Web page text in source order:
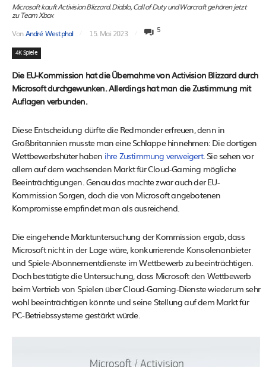
Microsoft kauft Activision Blizzard. Diablo, Call of Duty und Warcraft gehören jetzt
zu Team Xbox
VonAndré Westphal 15. Mai 2023 5
4K Spiele
Die EU-Kommission hat die Übernahme von Activision Blizzard durch
Microsoft durchgewunken. Allerdings hat man die Zustimmung mit
Auflagen verbunden.
Diese Entscheidung dürfte die Redmonder erfreuen, denn in
Großbritannien musste man eine Schlappe hinnehmen: Die dortigen
Wettbewerbshüter haben ihre Zustimmung verweigert. Sie sehen vor
allem auf dem wachsenden Markt für Cloud-Gaming mögliche
Beeinträchtigungen. Genau das machte zwar auch der EU-
Kommission Sorgen, doch die von Microsoft angebotenen
Kompromisse empfindet man als ausreichend.
Die eingehende Marktuntersuchung der Kommission ergab, dass
Microsoft nicht in der Lage wäre, konkurrierende Konsolenanbieter
und Spiele-Abonnementdienste im Wettbewerb zu beeinträchtigen.
Doch bestätigte die Untersuchung, dass Microsoft den Wettbewerb
beim Vertrieb von Spielen über Cloud-Gaming-Dienste wiederum sehr
wohl beeinträchtigen könnte und seine Stellung auf dem Markt für
PC-Betriebssysteme gestärkt würde.